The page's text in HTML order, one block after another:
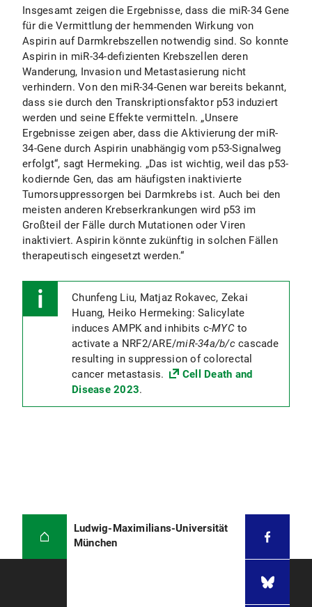
Insgesamt zeigen die Ergebnisse, dass die miR-34 Gene
für die Vermittlung der hemmenden Wirkung von
Aspirin auf Darmkrebszellen notwendig sind. So konnte
Aspirin in miR-34-defizienten Krebszellen deren
Wanderung, Invasion und Metastasierung nicht
verhindern. Von den miR-34-Genen war bereits bekannt,
dass sie durch den Transkriptionsfaktor p53 induziert
werden und seine Effekte vermitteln. „Unsere
Ergebnisse zeigen aber, dass die Aktivierung der miR-
34-Gene durch Aspirin unabhängig vom p53-Signalweg
erfolgt“, sagt Hermeking. „Das ist wichtig, weil das p53-
kodiernde Gen, das am häufigsten inaktivierte
Tumorsuppressorgen bei Darmkrebs ist. Auch bei den
meisten anderen Krebserkrankungen wird p53 im
Großteil der Fälle durch Mutationen oder Viren
inaktiviert. Aspirin könnte zukünftig in solchen Fällen
therapeutisch eingesetzt werden.“
Chunfeng Liu, Matjaz Rokavec, Zekai
Huang, Heiko Hermeking: Salicylate
induces AMPK and inhibits c-MYCto
activate a NRF2/ARE/miR-34a/b/ccascade
resulting in suppression of colorectal
cancer metastasis.
Cell Death and
Disease 2023.
Ludwig-Maximilians-Universität
München